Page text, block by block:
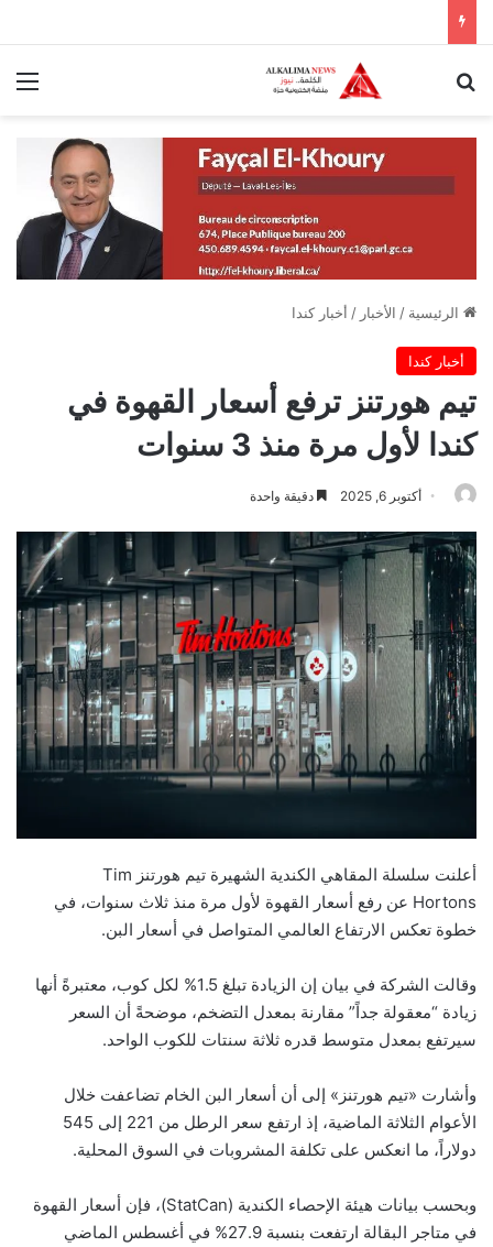
الرئيسية / الأخبار / أخبار كندا
أخبار كندا
تيم هورتنز ترفع أسعار القهوة في
كندا لأول مرة منذ 3 سنوات
أكتوبر 6, 2025 دقيقة واحدة
أعلنت سلسلة المقاهي الكندية الشهيرة تيم هورتنز Tim
Hortons عن رفع أسعار القهوة لأول مرة منذ ثلاث سنوات، في
خطوة تعكس الارتفاع العالمي المتواصل في أسعار البن.
وقالت الشركة في بيان إن الزيادة تبلغ 1.5% لكل كوب، معتبرةً أنها
زيادة “معقولة جداً” مقارنة بمعدل التضخم، موضحةً أن السعر
سيرتفع بمعدل متوسط قدره ثلاثة سنتات للكوب الواحد.
وأشارت «تيم هورتنز» إلى أن أسعار البن الخام تضاعفت خلال
الأعوام الثلاثة الماضية، إذ ارتفع سعر الرطل من 221 إلى 545
دولاراً، ما انعكس على تكلفة المشروبات في السوق المحلية.
وبحسب بيانات هيئة الإحصاء الكندية (StatCan)، فإن أسعار القهوة
في متاجر البقالة ارتفعت بنسبة 27.9% في أغسطس الماضي